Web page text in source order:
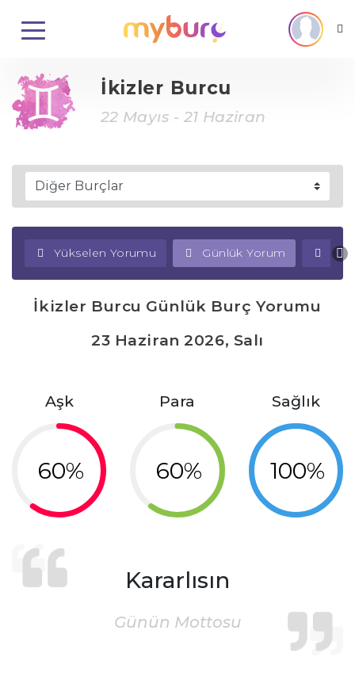
İkizler Burcu
22 Mayıs - 21 Haziran
Yükselen Yorumu Günlük Yorum
İkizler Burcu Günlük Burç Yorumu
23 Haziran 2026, Salı
Aşk
60%
Para
60%
Sağlık
100%
Kararlısın
Günün Mottosu